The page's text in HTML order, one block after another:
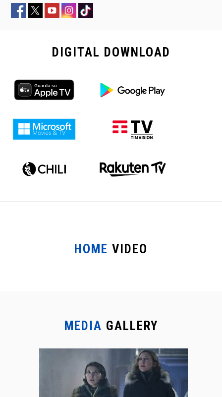
DIGITAL DOWNLOAD
HOME VIDEO
MEDIA GALLERY